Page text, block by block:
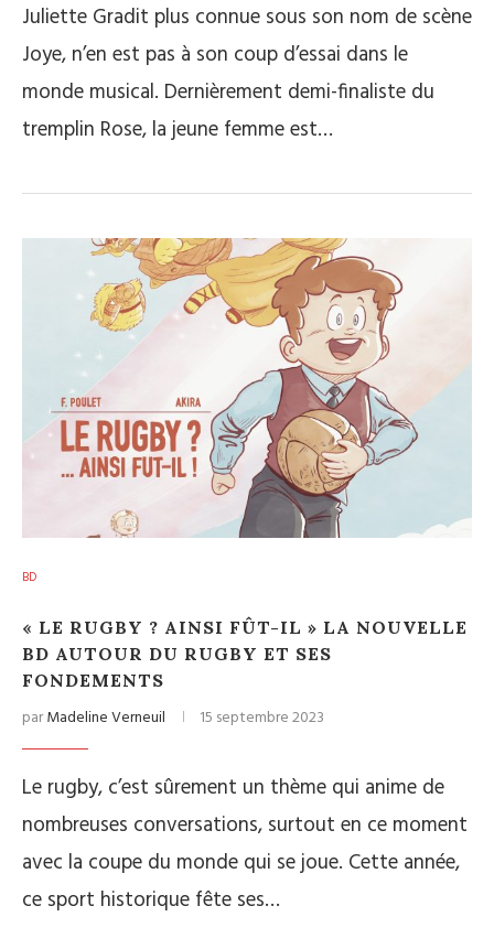
Juliette Gradit plus connue sous son nom de scène
Joye, n’en est pas à son coup d’essai dans le
monde musical. Dernièrement demi-finaliste du
tremplin Rose, la jeune femme est…
BD
« LE RUGBY ? AINSI FÛT-IL » LA NOUVELLE
BD AUTOUR DU RUGBY ET SES
FONDEMENTS
parMadeline Verneuil 15 septembre 2023
Le rugby, c’est sûrement un thème qui anime de
nombreuses conversations, surtout en ce moment
avec la coupe du monde qui se joue. Cette année,
ce sport historique fête ses…